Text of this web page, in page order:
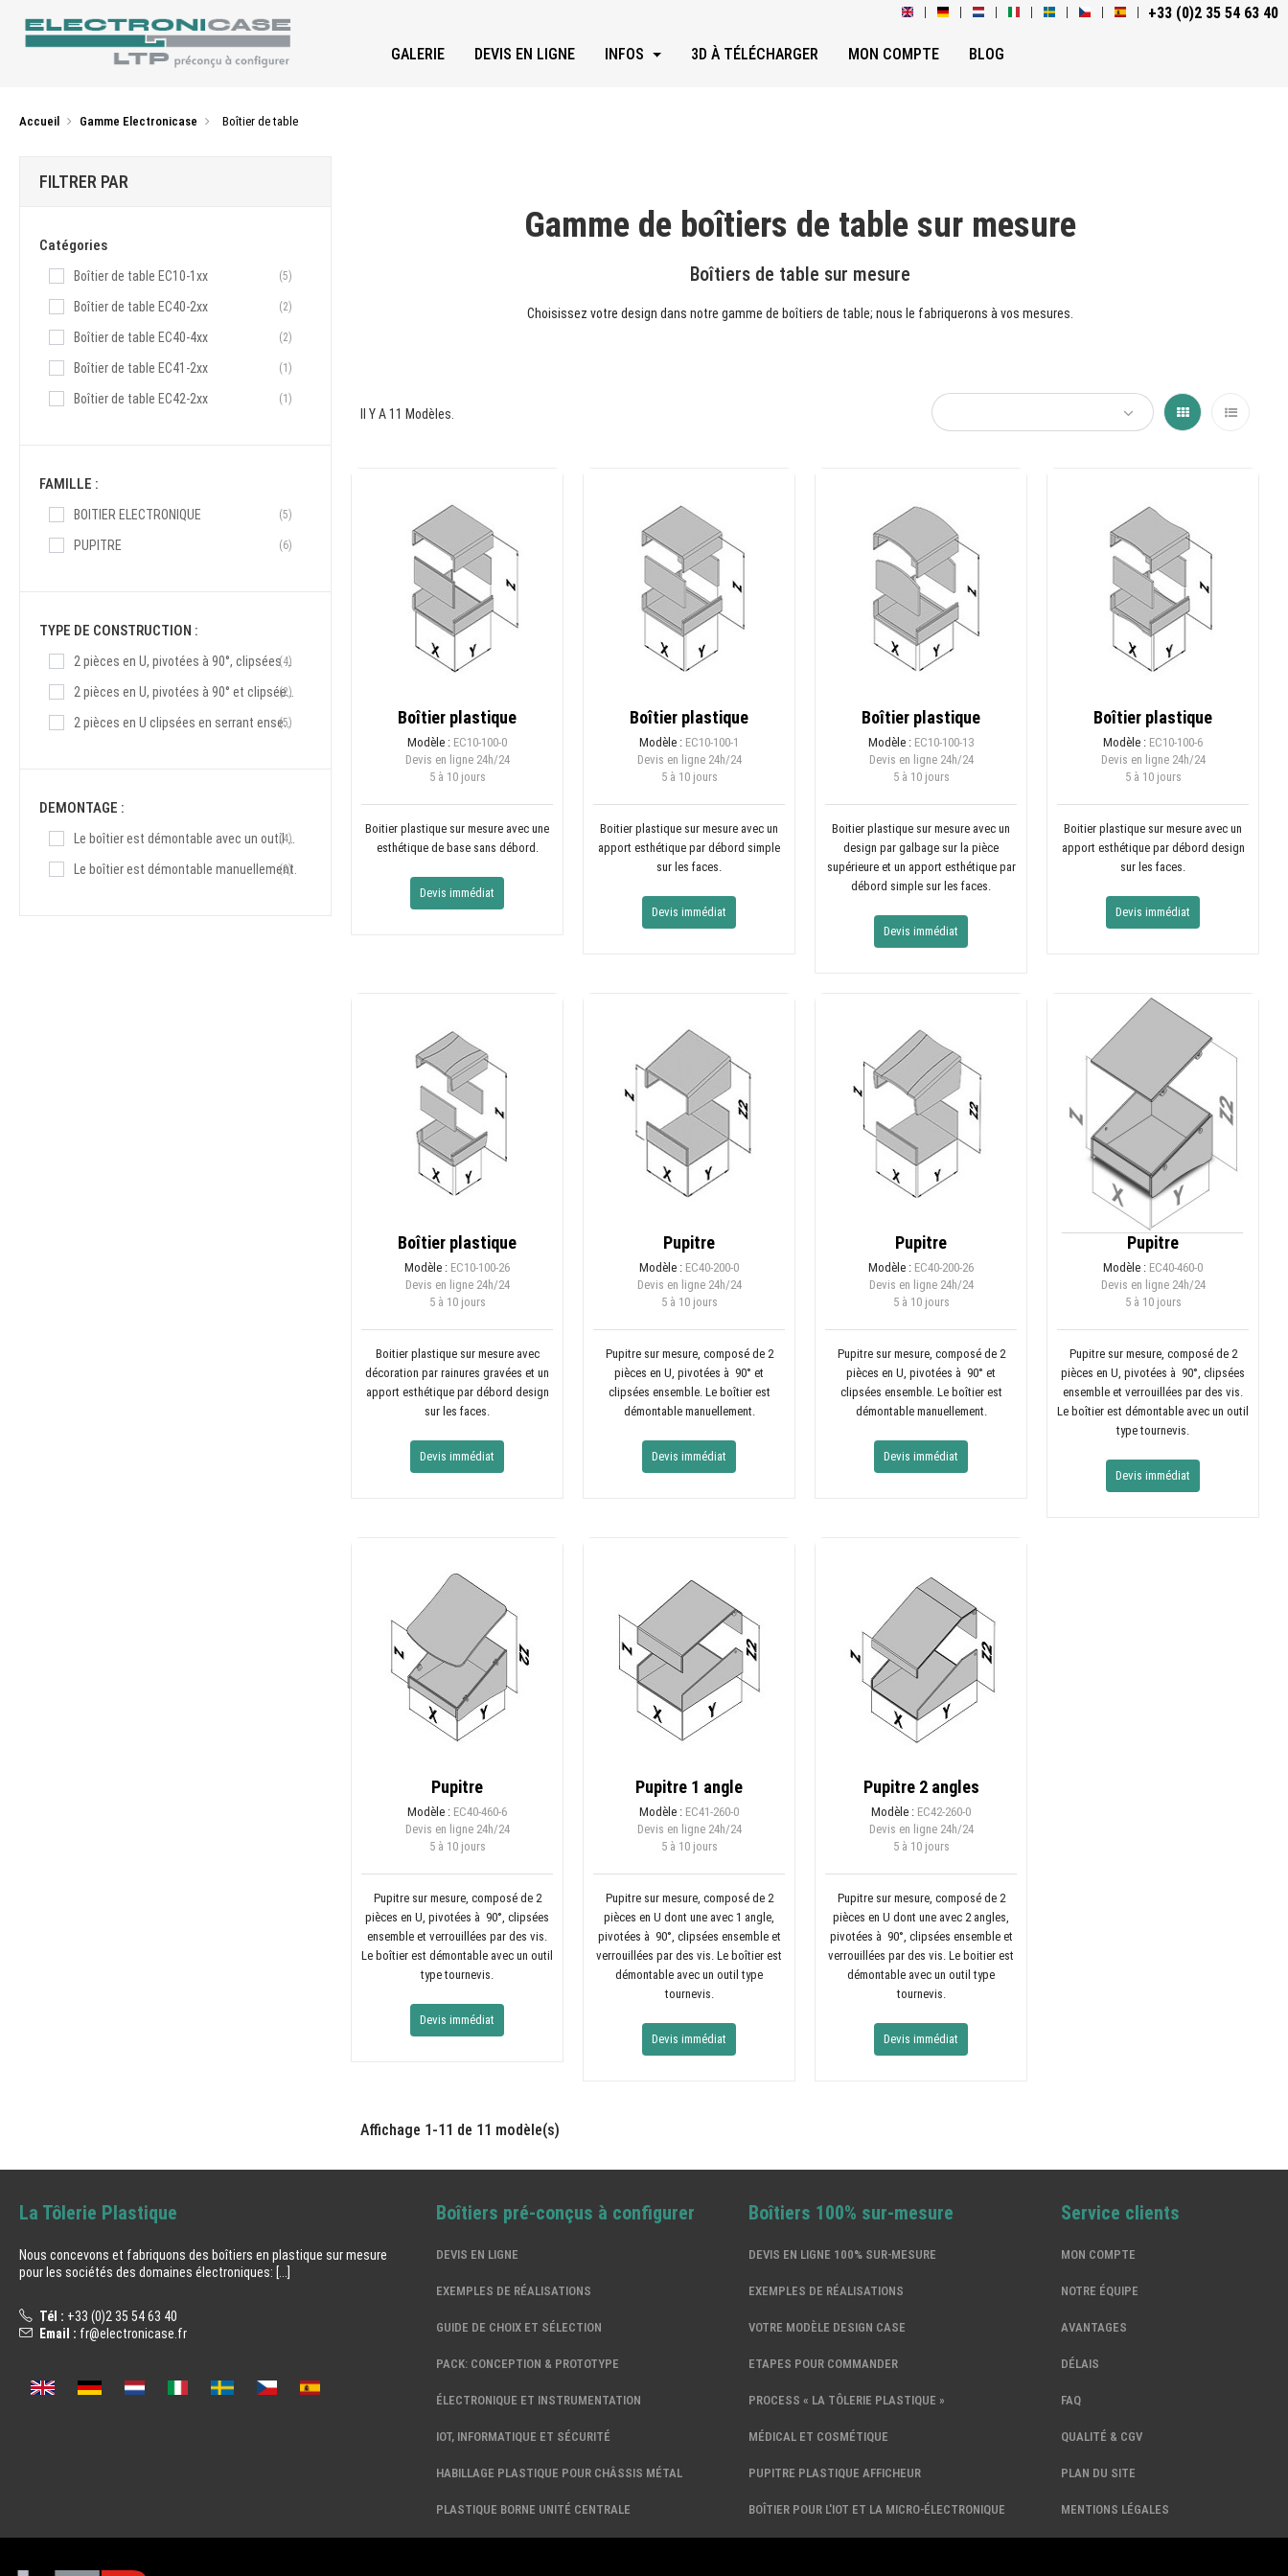
+33 (0)2 35 54 63 40
GALERIE DEVIS EN LIGNE INFOS 3D À TÉLÉCHARGER MON COMPTE BLOG
Accueil Gamme Electronicase Boîtier de table
FILTRER PAR
Catégories
Boîtier de table EC10-1xx (5)
Boîtier de table EC40-2xx (2)
Boîtier de table EC40-4xx (2)
Boîtier de table EC41-2xx (1)
Boîtier de table EC42-2xx (1)
FAMILLE :
BOITIER ELECTRONIQUE (5)
PUPITRE (6)
TYPE DE CONSTRUCTION :
2 pièces en U, pivotées à 90°, clipsées ensemble et verrouillées par des vis.
(4)
2 pièces en U, pivotées à 90° et clipsées ensemble.
(2)
2 pièces en U clipsées en serrant ensemble 2 faces clipsées dans 2 rainures sur tranche.
(5)
DEMONTAGE :
Le boîtier est démontable avec un outil type tournevis.
(4)
Le boîtier est démontable manuellement.
(2)
Gamme de boîtiers de table sur mesure
Boîtiers de table sur mesure
Choisissez votre design dans notre gamme de boîtiers de table; nous le fabriquerons à vos mesures.
Il Y A 11 Modèles.
Boîtier plastique
Modèle : EC10-100-0
Devis en ligne24h/24
5 à 10 jours
Boitier plastique sur mesure avec une
esthétique de base sans débord.
Devis immédiat
Boîtier plastique
Modèle : EC10-100-1
Devis en ligne24h/24
5 à 10 jours
Boitier plastique sur mesure avec un
apport esthétique par débord simple
sur les faces.
Devis immédiat
Boîtier plastique
Modèle : EC10-100-13
Devis en ligne24h/24
5 à 10 jours
Boitier plastique sur mesure avec un
design par galbage sur la pièce
supérieure et un apport esthétique par
débord simple sur les faces.
Devis immédiat
Boîtier plastique
Modèle : EC10-100-6
Devis en ligne24h/24
5 à 10 jours
Boitier plastique sur mesure avec un
apport esthétique par débord design
sur les faces.
Devis immédiat
Boîtier plastique
Modèle : EC10-100-26
Devis en ligne24h/24
5 à 10 jours
Boitier plastique sur mesure avec
décoration par rainures gravées et un
apport esthétique par débord design
sur les faces.
Devis immédiat
Pupitre
Modèle : EC40-200-0
Devis en ligne24h/24
5 à 10 jours
Pupitre sur mesure, composé de 2
pièces en U, pivotées à 90° et
clipsées ensemble. Le boîtier est
démontable manuellement.
Devis immédiat
Pupitre
Modèle : EC40-200-26
Devis en ligne24h/24
5 à 10 jours
Pupitre sur mesure, composé de 2
pièces en U, pivotées à 90° et
clipsées ensemble. Le boîtier est
démontable manuellement.
Devis immédiat
Pupitre
Modèle : EC40-460-0
Devis en ligne24h/24
5 à 10 jours
Pupitre sur mesure, composé de 2
pièces en U, pivotées à 90°, clipsées
ensemble et verrouillées par des vis.
Le boîtier est démontable avec un outil
type tournevis.
Devis immédiat
Pupitre
Modèle : EC40-460-6
Devis en ligne24h/24
5 à 10 jours
Pupitre sur mesure, composé de 2
pièces en U, pivotées à 90°, clipsées
ensemble et verrouillées par des vis.
Le boîtier est démontable avec un outil
type tournevis.
Devis immédiat
Pupitre 1 angle
Modèle : EC41-260-0
Devis en ligne24h/24
5 à 10 jours
Pupitre sur mesure, composé de 2
pièces en U dont une avec 1 angle,
pivotées à 90°, clipsées ensemble et
verrouillées par des vis. Le boîtier est
démontable avec un outil type
tournevis.
Devis immédiat
Pupitre 2 angles
Modèle : EC42-260-0
Devis en ligne24h/24
5 à 10 jours
Pupitre sur mesure, composé de 2
pièces en U dont une avec 2 angles,
pivotées à 90°, clipsées ensemble et
verrouillées par des vis. Le boitier est
démontable avec un outil type
tournevis.
Devis immédiat
Affichage 1-11 de 11 modèle(s)
La Tôlerie Plastique
Nous concevons et fabriquons des boîtiers en plastique sur mesure
pour les sociétés des domaines électroniques: [...]
Tél : +33 (0)2 35 54 63 40
Email : fr@electronicase.fr
Boîtiers pré-conçus à configurer
DEVIS EN LIGNE
EXEMPLES DE RÉALISATIONS
GUIDE DE CHOIX ET SÉLECTION
PACK: CONCEPTION & PROTOTYPE
ÉLECTRONIQUE ET INSTRUMENTATION
IOT, INFORMATIQUE ET SÉCURITÉ
HABILLAGE PLASTIQUE POUR CHÂSSIS MÉTAL
PLASTIQUE BORNE UNITÉ CENTRALE
Boîtiers 100% sur-mesure
DEVIS EN LIGNE 100% SUR-MESURE
EXEMPLES DE RÉALISATIONS
VOTRE MODÈLE DESIGN CASE
ETAPES POUR COMMANDER
PROCESS « LA TÔLERIE PLASTIQUE »
MÉDICAL ET COSMÉTIQUE
PUPITRE PLASTIQUE AFFICHEUR
BOÎTIER POUR L'IOT ET LA MICRO-ÉLECTRONIQUE
Service clients
MON COMPTE
NOTRE ÉQUIPE
AVANTAGES
DÉLAIS
FAQ
QUALITÉ & CGV
PLAN DU SITE
MENTIONS LÉGALES